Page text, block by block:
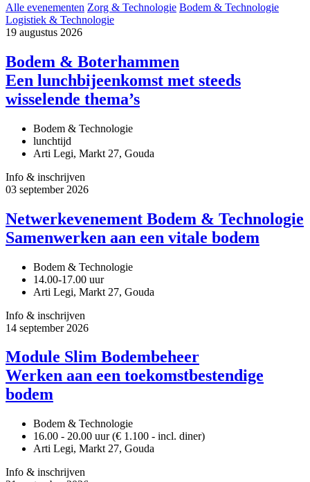
Alle evenementen Zorg & Technologie Bodem & Technologie
Logistiek & Technologie
19 augustus 2026
Bodem & Boterhammen
Een lunchbijeenkomst met steeds
wisselende thema’s
Bodem & Technologie
lunchtijd
Arti Legi, Markt 27, Gouda
Info & inschrijven
03 september 2026
Netwerkevenement Bodem & Technologie
Samenwerken aan een vitale bodem
Bodem & Technologie
14.00-17.00 uur
Arti Legi, Markt 27, Gouda
Info & inschrijven
14 september 2026
Module Slim Bodembeheer
Werken aan een toekomstbestendige
bodem
Bodem & Technologie
16.00 - 20.00 uur (€ 1.100 - incl. diner)
Arti Legi, Markt 27, Gouda
Info & inschrijven